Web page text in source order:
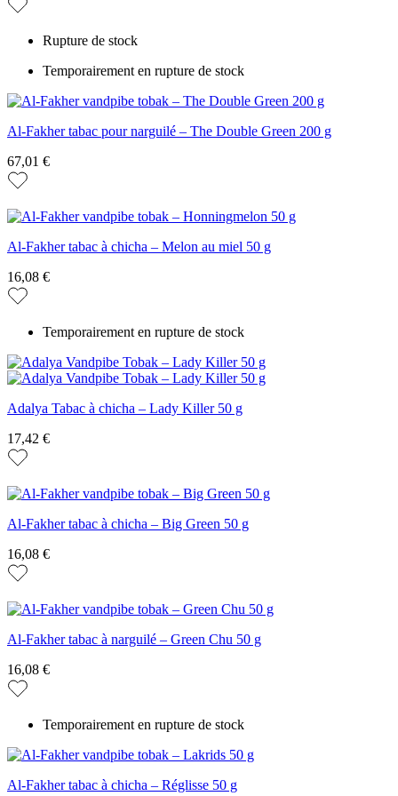
Rupture de stock
Temporairement en rupture de stock
Al-Fakher tabac pour narguilé – The Double Green 200 g
67,01 €
Al-Fakher tabac à chicha – Melon au miel 50 g
16,08 €
Temporairement en rupture de stock
Adalya Tabac à chicha – Lady Killer 50 g
17,42 €
Al-Fakher tabac à chicha – Big Green 50 g
16,08 €
Al-Fakher tabac à narguilé – Green Chu 50 g
16,08 €
Temporairement en rupture de stock
Al-Fakher tabac à chicha – Réglisse 50 g